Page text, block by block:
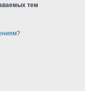
тем